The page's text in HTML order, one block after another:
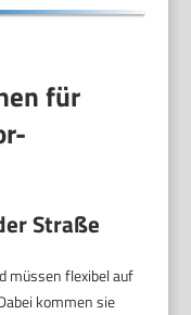
für
Straße
müssen flexibel auf
kommen sie